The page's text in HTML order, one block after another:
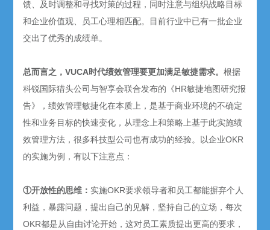
馈、及时调整和寻找对策的过程，同时注意与组织战略目标
和企业价值观、员工心理相匹配。目前行业中已有一批企业
交出了优秀的成绩单。
总而言之，VUCA时代绩效管理要更加满足敏捷需求。根据
科锐国际猎头公司与智享会联合发布的《HR敏捷地图研究报
告》，绩效管理敏捷化在本质上，是基于商业环境的不确定
性和业务目标的快速变化，从理念上和策略上基于此实施绩
效管理方法，很多科技型公司也有成功的经验。以企业OKR
的实施为例，有以下注意点：
①开放性的思维： 实施OKR要求领导者和员工都能摒弃个人
利益，暴露问题，提出自己的见解，坚持自己的立场，每次
OKR都是从自由讨论开始，这对员工素质提出更高的要求，